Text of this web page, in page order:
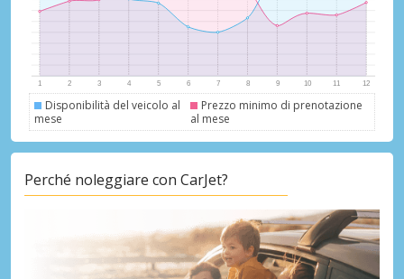
Disponibilità del veicolo al
mese
Prezzo minimo di prenotazione
al mese
Perché noleggiare con CarJet?